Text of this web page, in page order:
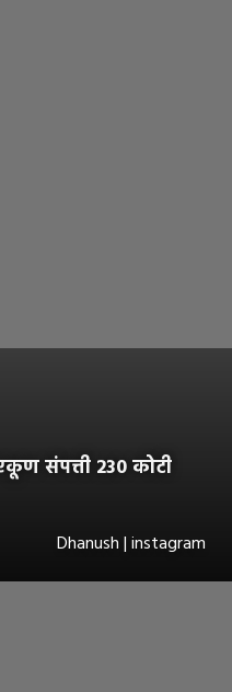
संपत्ती 230 कोटी
Dhanush | instagram